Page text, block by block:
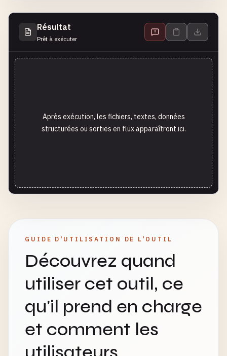
Résultat
Prêt à exécuter
Après exécution, les fichiers, textes, données
structurées ou sorties en flux apparaîtront ici.
GUIDE D'UTILISATION DE L'OUTIL
Découvrez quand
utiliser cet outil, ce
qu'il prend en charge
et comment les